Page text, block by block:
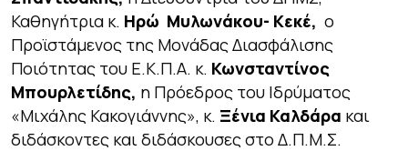
Καθηγήτρια κ. Ηρώ Μυλωνάκου- Κεκέ, ο
Προϊστάμενος της Μονάδας Διασφάλισης
Ποιότητας του Ε.Κ.Π.Α. κ. Κωνσταντίνος
Μπουρλετίδης, η Πρόεδρος του Ιδρύματος
«Μιχάλης Κακογιάννης», κ. Ξένια Καλδάρα και
διδάσκοντες και διδάσκουσες στο Δ.Π.Μ.Σ.